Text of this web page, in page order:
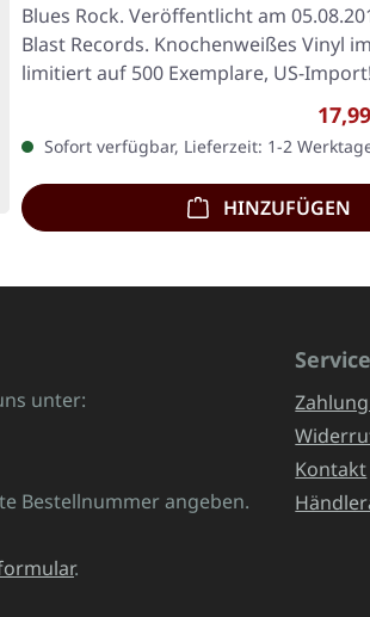
Blues Rock. Veröffentlicht am
Blast Records. Knochenweißes Vinyl
limitiert auf 500 Exemplare, US-
Sofort verfügbar, Lieferzeit: 1-2
HINZUFÜGEN
unter:
Bestellnummer angeben.
.
Service
Kontakt